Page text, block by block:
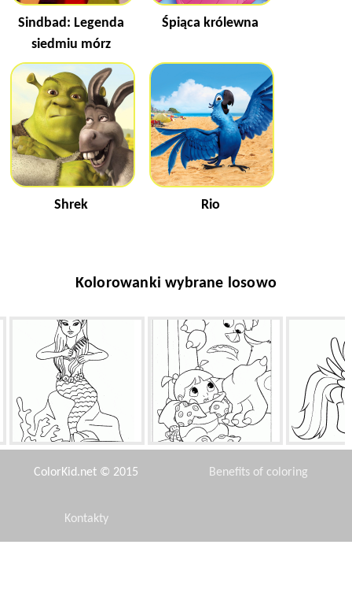
Sindbad: Legenda
siedmiu mórz
Śpiąca królewna
Shrek Rio
Kolorowanki wybrane losowo
Mermaid czesała włosy Dziewczyna jest przerażona
ColorKid.net © 2015 Benefits of coloring
Kontakty